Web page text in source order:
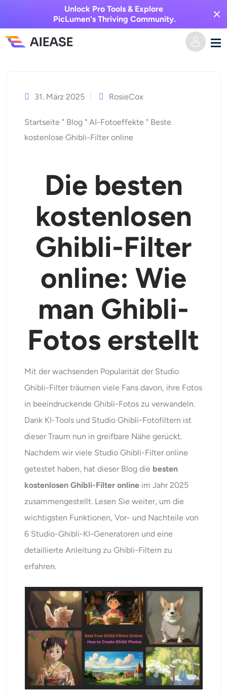
Unlock Pro Tools & Explore
PicLumen's Thriving Community.
KI-Video
Text zu Video
Videoeffekte
KI-Kuss-Generator
KI-Umarmungsgenerator
KI-Tanzgenerator
Unterstützte KI-Modelle
Seedance 2.0 Kling 2.6 Motion Control Veo 3.1
Sora 2.0 Kling 2.6 Pro Kling 2.1 Master
Wan 2.5
Videoeffekte
Text zu Bild
Unterstützte KI-Modelle
Seedream 5.0 Pro Nano Banana Pro Seedream 4.5
KI-Werkzeuge
Foto-Editor & -Creator
Foto-Verstärker
Objekt-Entferner
Wasserzeichen-Entferner
KI-Extender
KI-Ersatz
Hochformat-Werkzeuge
Frisuren-Wechsler
KI-Baby
KI-Filter
Headshot-Generator Pro
KI-Headshot-Generator
Auszeichnung
springen
31. März 2025 RosieCox
Startseite " Blog "AI-Fotoeffekte " Beste
kostenlose Ghibli-Filter online
Die besten
kostenlosen
Ghibli-Filter
online: Wie
man Ghibli-
Fotos erstellt
Mit der wachsenden Popularität der Studio
Ghibli-Filter träumen viele Fans davon, ihre Fotos
in beeindruckende Ghibli-Fotos zu verwandeln.
Dank KI-Tools und Studio Ghibli-Fotofiltern ist
dieser Traum nun in greifbare Nähe gerückt.
Nachdem wir viele Studio Ghibli-Filter online
getestet haben, hat dieser Blog die besten
kostenlosen Ghibli-Filter online im Jahr 2025
zusammengestellt. Lesen Sie weiter, um die
wichtigsten Funktionen, Vor- und Nachteile von
6 Studio-Ghibli-KI-Generatoren und eine
detaillierte Anleitung zu Ghibli-Filtern zu
erfahren.